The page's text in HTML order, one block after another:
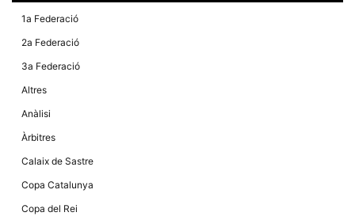
1a Federació
2a Federació
3a Federació
Altres
Anàlisi
Àrbitres
Calaix de Sastre
Copa Catalunya
Copa del Rei
de mirar